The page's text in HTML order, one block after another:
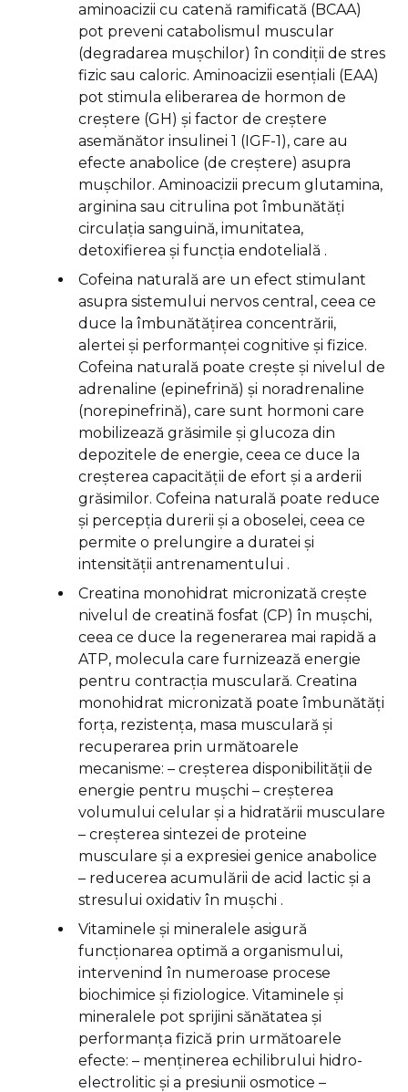
aminoacizii cu catenă ramificată (BCAA)
pot preveni catabolismul muscular
(degradarea mușchilor) în condiții de stres
fizic sau caloric. Aminoacizii esențiali (EAA)
pot stimula eliberarea de hormon de
creștere (GH) și factor de creștere
asemănător insulinei 1 (IGF-1), care au
efecte anabolice (de creștere) asupra
mușchilor. Aminoacizii precum glutamina,
arginina sau citrulina pot îmbunătăți
circulația sanguină, imunitatea,
detoxifierea și funcția endotelială .
Cofeina naturală are un efect stimulant
asupra sistemului nervos central, ceea ce
duce la îmbunătățirea concentrării,
alertei și performanței cognitive și fizice.
Cofeina naturală poate crește și nivelul de
adrenaline (epinefrină) și noradrenaline
(norepinefrină), care sunt hormoni care
mobilizează grăsimile și glucoza din
depozitele de energie, ceea ce duce la
creșterea capacității de efort și a arderii
grăsimilor. Cofeina naturală poate reduce
și percepția durerii și a oboselei, ceea ce
permite o prelungire a duratei și
intensității antrenamentului .
Creatina monohidrat micronizată crește
nivelul de creatină fosfat (CP) în mușchi,
ceea ce duce la regenerarea mai rapidă a
ATP, molecula care furnizează energie
pentru contracția musculară. Creatina
monohidrat micronizată poate îmbunătăți
forța, rezistența, masa musculară și
recuperarea prin următoarele
mecanisme: – creșterea disponibilității de
energie pentru mușchi – creșterea
volumului celular și a hidratării musculare
– creșterea sintezei de proteine
musculare și a expresiei genice anabolice
– reducerea acumulării de acid lactic și a
stresului oxidativ în mușchi .
Vitaminele și mineralele asigură
funcționarea optimă a organismului,
intervenind în numeroase procese
biochimice și fiziologice. Vitaminele și
mineralele pot sprijini sănătatea și
performanța fizică prin următoarele
efecte: – menținerea echilibrului hidro-
electrolitic și a presiunii osmotice –